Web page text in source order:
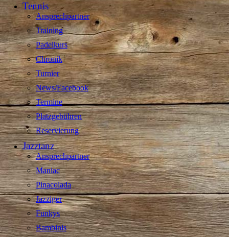
Tennis
Ansprechpartner
Training
Padelkurs
Chronik
Turnier
News/Facebook
Termine
Platzgebühren
Reservierung
Jazztanz
Ansprechpartner
Maniac
Pinacolada
Jazziger
Funkys
Bambinis